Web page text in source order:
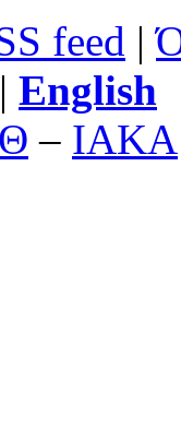
feed |
| English
– ΙΑΚΑ